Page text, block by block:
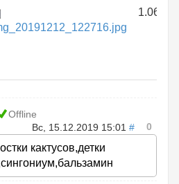
1.06 МБ
Offline
Вс, 15.12.2019 15:01 # 0
кактусов,детки